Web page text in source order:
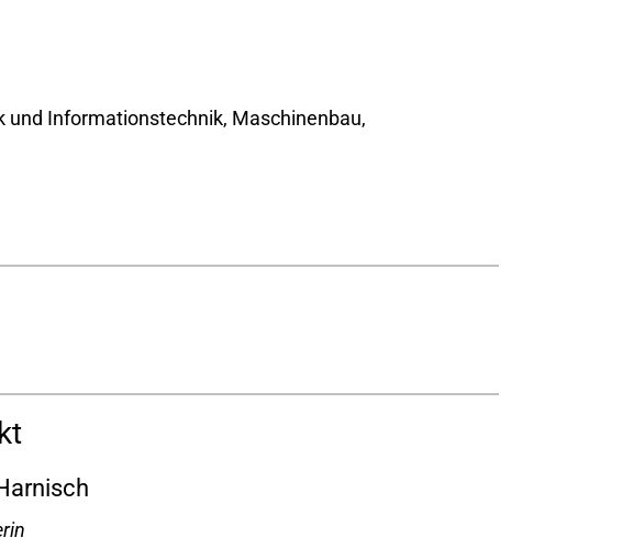
und Informationstechnik, Maschinenbau,